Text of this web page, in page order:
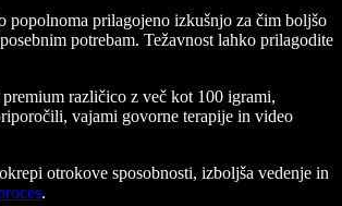
popolnoma prilagojeno izkušnjo za čim boljšo
potrebam. Težavnost lahko prilagodite
različico z več kot 100 igrami,
vajami govorne terapije in video
otrokove sposobnosti, izboljša vedenje in
.